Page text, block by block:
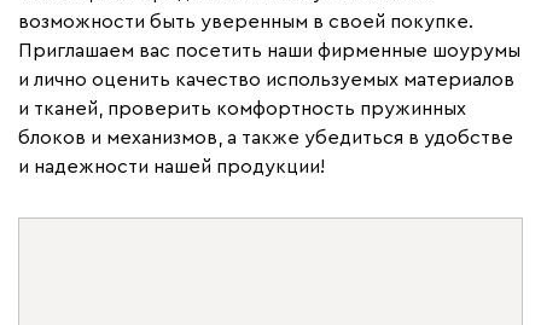
возможности быть уверенным в своей покупке.
Приглашаем вас посетить наши фирменные шоурумы
и лично оценить качество используемых материалов
и тканей, проверить комфортность пружинных
блоков и механизмов, а также убедиться в удобстве
и надежности нашей продукции!